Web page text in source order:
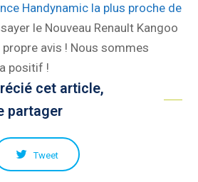
Handynamic la plus proche de
le Nouveau Renault Kangoo
avis ! Nous sommes
positif !
cet article,
partager
Tweet